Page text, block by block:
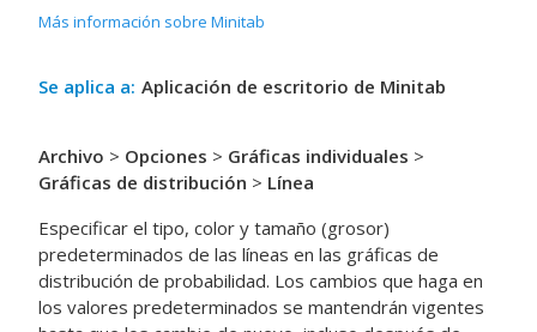
Más información sobre Minitab
Se aplica a: Aplicación de escritorio de Minitab
Archivo > Opciones > Gráficas individuales >
Gráficas de distribución > Línea
Especificar el tipo, color y tamaño (grosor)
predeterminados de las líneas en las gráficas de
distribución de probabilidad. Los cambios que haga en
los valores predeterminados se mantendrán vigentes